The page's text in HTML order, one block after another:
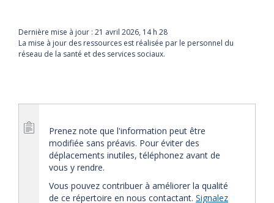
Dernière mise à jour : 21 avril 2026, 14 h 28
La mise à jour des ressources est réalisée par le personnel du
réseau de la santé et des services sociaux.
Prenez note que l'information peut être
modifiée sans préavis. Pour éviter des
déplacements inutiles, téléphonez avant de
vous y rendre.
Vous pouvez contribuer à améliorer la qualité
de ce répertoire en nous contactant. Signalez